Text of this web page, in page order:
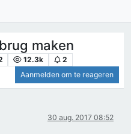
maken
12.3k
2
Aanmelden om te reageren
30 aug. 2017 08:52